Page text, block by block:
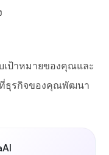
เป้าหมายของคุณและ
ธุรกิจของคุณพัฒนา